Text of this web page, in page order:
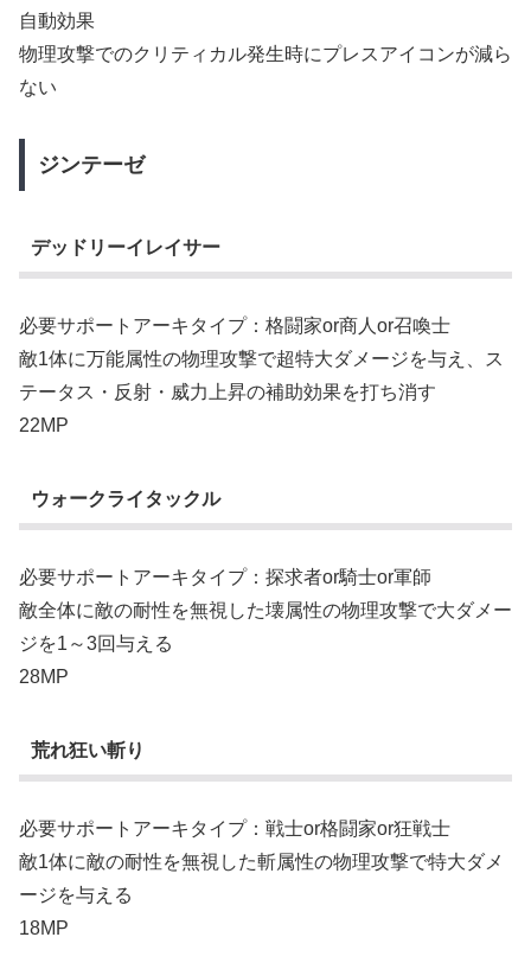
自動効果
物理攻撃でのクリティカル発生時にプレスアイコンが減ら
ない
ジンテーゼ
デッドリーイレイサー
必要サポートアーキタイプ：格闘家or商人or召喚士
敵1体に万能属性の物理攻撃で超特大ダメージを与え、ス
テータス・反射・威力上昇の補助効果を打ち消す
22MP
ウォークライタックル
必要サポートアーキタイプ：探求者or騎士or軍師
敵全体に敵の耐性を無視した壊属性の物理攻撃で大ダメー
ジを1～3回与える
28MP
荒れ狂い斬り
必要サポートアーキタイプ：戦士or格闘家or狂戦士
敵1体に敵の耐性を無視した斬属性の物理攻撃で特大ダメ
ージを与える
18MP